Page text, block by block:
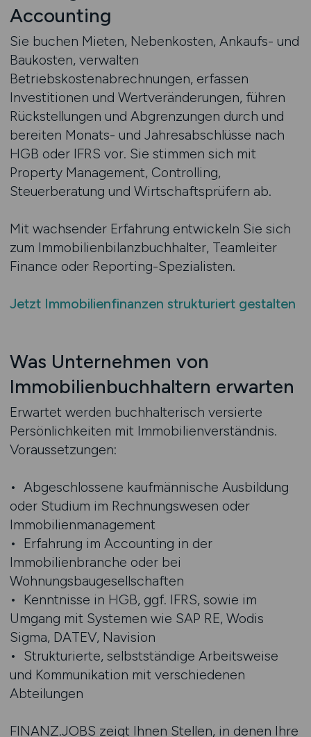
Accounting
Sie buchen Mieten, Nebenkosten, Ankaufs- und
Baukosten, verwalten
Betriebskostenabrechnungen, erfassen
Investitionen und Wertveränderungen, führen
Rückstellungen und Abgrenzungen durch und
bereiten Monats- und Jahresabschlüsse nach
HGB oder IFRS vor. Sie stimmen sich mit
Property Management, Controlling,
Steuerberatung und Wirtschaftsprüfern ab.
Mit wachsender Erfahrung entwickeln Sie sich
zum Immobilienbilanzbuchhalter, Teamleiter
Finance oder Reporting-Spezialisten.
Jetzt Immobilienfinanzen strukturiert gestalten
Was Unternehmen von
Immobilienbuchhaltern erwarten
Erwartet werden buchhalterisch versierte
Persönlichkeiten mit Immobilienverständnis.
Voraussetzungen:
• Abgeschlossene kaufmännische Ausbildung
oder Studium im Rechnungswesen oder
Immobilienmanagement
• Erfahrung im Accounting in der
Immobilienbranche oder bei
Wohnungsbaugesellschaften
• Kenntnisse in HGB, ggf. IFRS, sowie im
Umgang mit Systemen wie SAP RE, Wodis
Sigma, DATEV, Navision
• Strukturierte, selbstständige Arbeitsweise
und Kommunikation mit verschiedenen
Abteilungen
FINANZ.JOBS zeigt Ihnen Stellen, in denen Ihre